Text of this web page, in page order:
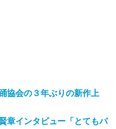
協会の３年ぶりの新作上
章インタビュー「とてもパ